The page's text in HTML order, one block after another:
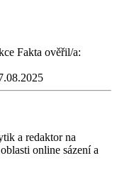
Fakta ověřil/a:
a redaktor na
online sázení a